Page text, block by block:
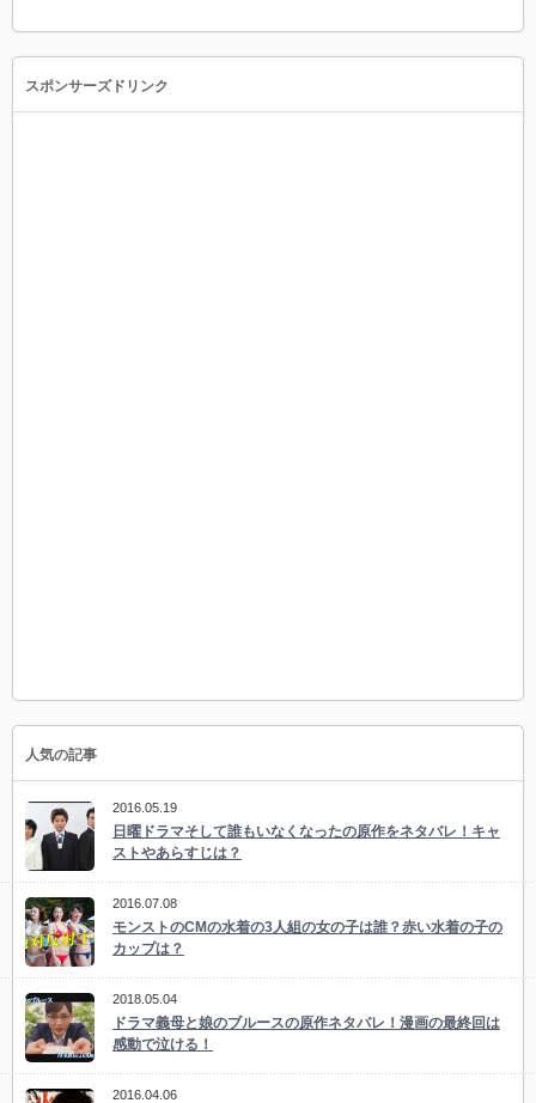
スポンサーズドリンク
人気の記事
2016.05.19
日曜ドラマそして誰もいなくなったの原作をネタバレ！キャ
ストやあらすじは？
2016.07.08
モンストのCMの水着の3人組の女の子は誰？赤い水着の子の
カップは？
2018.05.04
ドラマ義母と娘のブルースの原作ネタバレ！漫画の最終回は
感動で泣ける！
2016.04.06